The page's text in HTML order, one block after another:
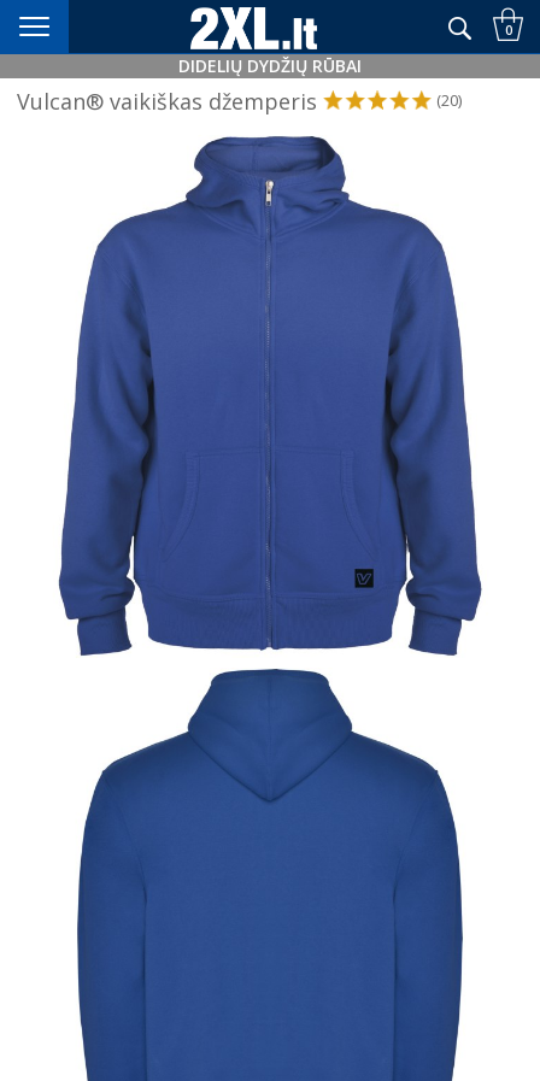
Didelių dydžių rūbai nuo XXL+ 0
DIDELIŲ DYDŽIŲ RŪBAI
Vulcan® vaikiškas džemperis (20)